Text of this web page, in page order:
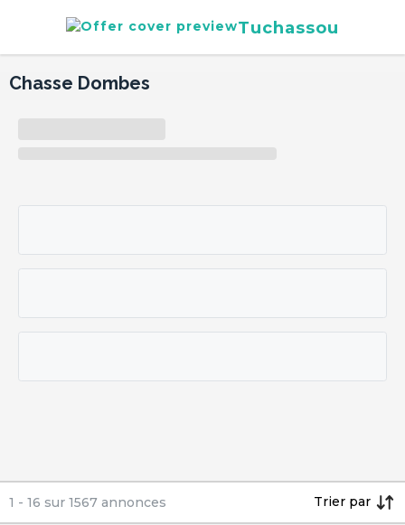
Tuchassou
Chasse Dombes
1 - 16 sur 1567 annonces Trier par